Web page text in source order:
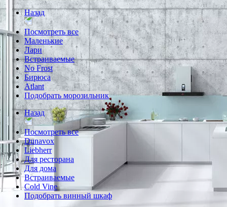
Назад
Посмотреть все
Маленькие
Лари
Встраиваемые
No Frost
Бирюса
Atlant
Подобрать морозильник
Назад
Посмотреть все
Dunavox
Liebherr
Для ресторана
Для дома
Встраиваемые
Cold Vine
Подобрать винный шкаф